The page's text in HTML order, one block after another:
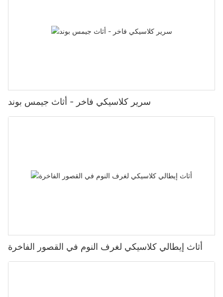
سرير كلاسيكي فاخر - أثاث جيمس بوند
أثاث إيطالي كلاسيكي لغرف النوم في القصور الفاخرة